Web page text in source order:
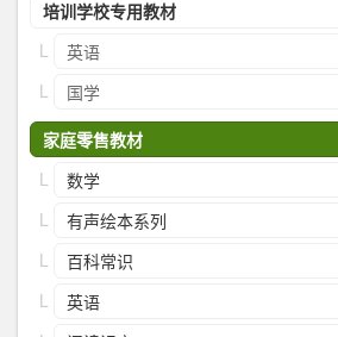
培训学校专用教材
英语
国学
家庭零售教材
数学
有声绘本系列
百科常识
英语